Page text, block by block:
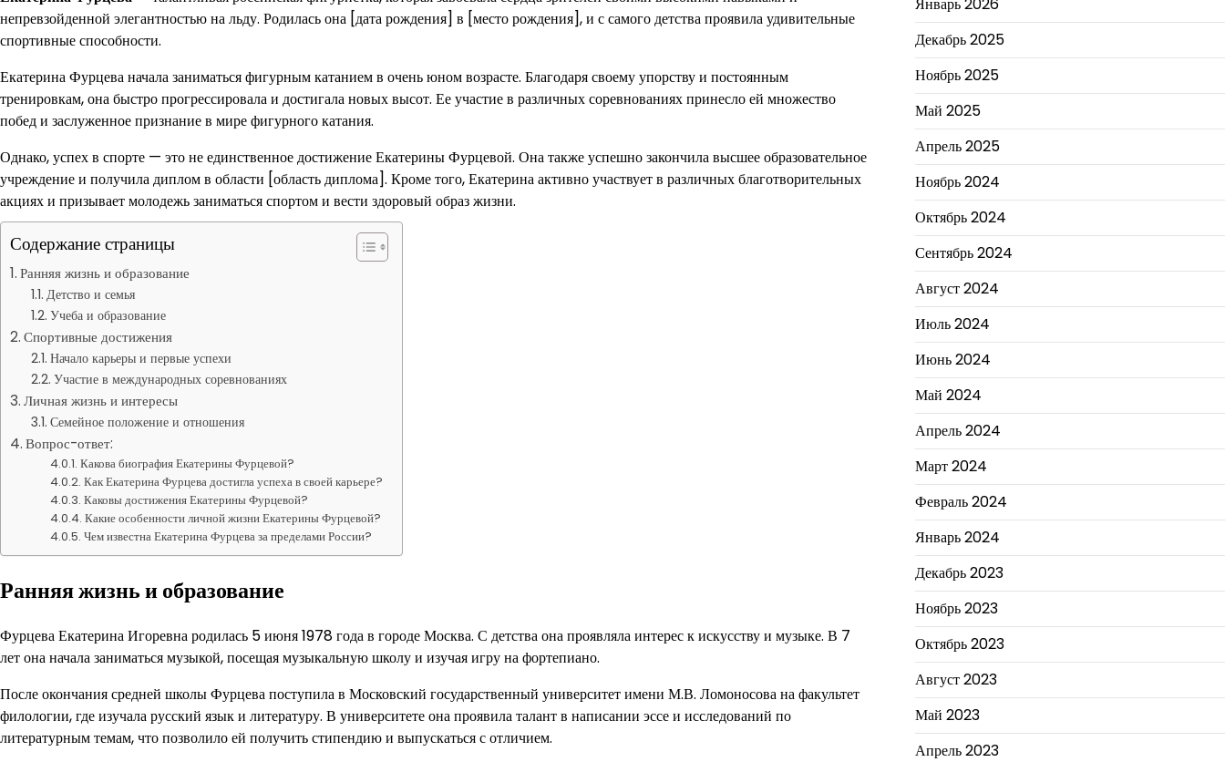
непревзойденной элегантностью на льду. Родилась она [дата рождения] в [место рождения], и с самого детства проявила удивительные
спортивные способности.
Екатерина Фурцева начала заниматься фигурным катанием в очень юном возрасте. Благодаря своему упорству и постоянным
тренировкам, она быстро прогрессировала и достигала новых высот. Ее участие в различных соревнованиях принесло ей множество
побед и заслуженное признание в мире фигурного катания.
Однако, успех в спорте — это не единственное достижение Екатерины Фурцевой. Она также успешно закончила высшее образовательное
учреждение и получила диплом в области [область диплома]. Кроме того, Екатерина активно участвует в различных благотворительных
акциях и призывает молодежь заниматься спортом и вести здоровый образ жизни.
Содержание страницы
Ранняя жизнь и образование
Детство и семья
Учеба и образование
Спортивные достижения
Начало карьеры и первые успехи
Участие в международных соревнованиях
Личная жизнь и интересы
Семейное положение и отношения
Вопрос-ответ:
Какова биография Екатерины Фурцевой?
Как Екатерина Фурцева достигла успеха в своей карьере?
Каковы достижения Екатерины Фурцевой?
Какие особенности личной жизни Екатерины Фурцевой?
Чем известна Екатерина Фурцева за пределами России?
Ранняя жизнь и образование
Фурцева Екатерина Игоревна родилась 5 июня 1978 года в городе Москва. С детства она проявляла интерес к искусству и музыке. В 7
лет она начала заниматься музыкой, посещая музыкальную школу и изучая игру на фортепиано.
После окончания средней школы Фурцева поступила в Московский государственный университет имени М.В. Ломоносова на факультет
филологии, где изучала русский язык и литературу. В университете она проявила талант в написании эссе и исследований по
литературным темам, что позволило ей получить стипендию и выпускаться с отличием.
Декабрь 2025
Ноябрь 2025
Май 2025
Апрель 2025
Ноябрь 2024
Октябрь 2024
Сентябрь 2024
Август 2024
Июль 2024
Июнь 2024
Май 2024
Апрель 2024
Март 2024
Февраль 2024
Январь 2024
Декабрь 2023
Ноябрь 2023
Октябрь 2023
Август 2023
Май 2023
Апрель 2023